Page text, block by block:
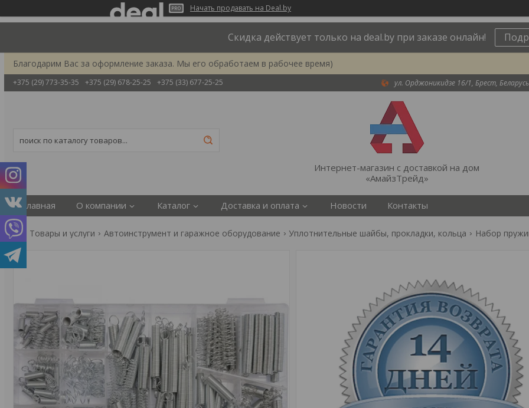
Начать продавать на Deal.by
Скидка действует только на deal.by при заказе онлайн!
Благодарим Вас за оформление заказа. Мы его обработаем в рабочее время)
+375 (29) 773-35-35 +375 (29) 678-25-25 +375 (33) 677-25-25 ул. Орджоникидзе 16/1, Брест, Беларусь
Интернет-магазин с доставкой на дом
«АмайзТрейд»
Главная О компании Каталог Доставка и оплата Новости Контакты
Товары и услуги Автоинструмент и гаражное оборудование Уплотнительные шайбы, прокладки, кольца Набор